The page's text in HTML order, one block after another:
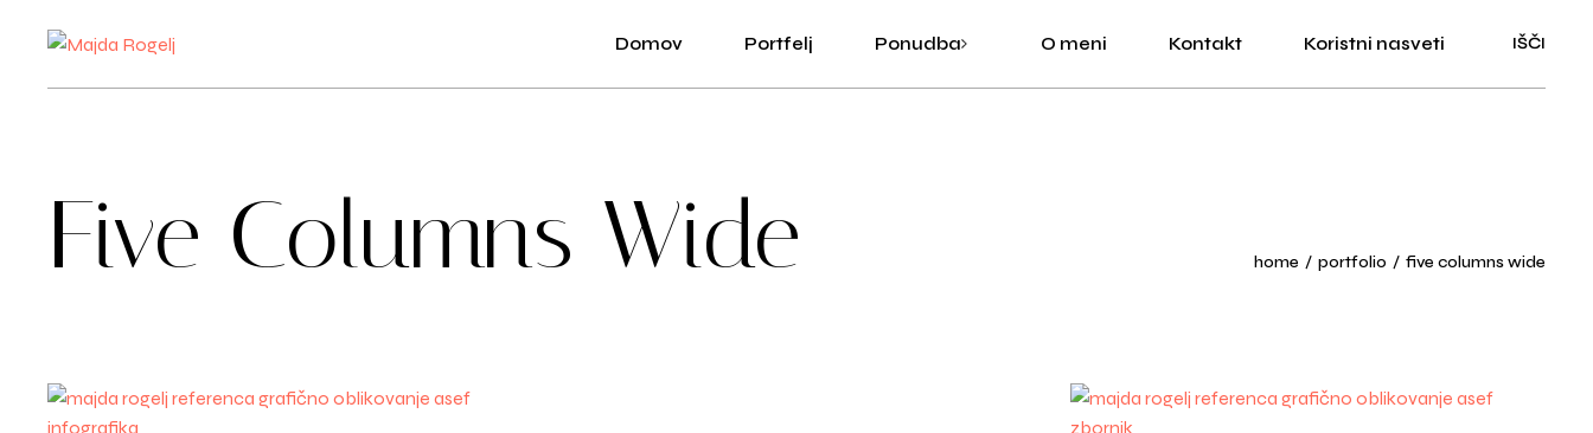
Domov Portfelj Ponudba O meni Kontakt Koristni nasveti IŠČI
Five Columns Wide home portfolio five columns wide